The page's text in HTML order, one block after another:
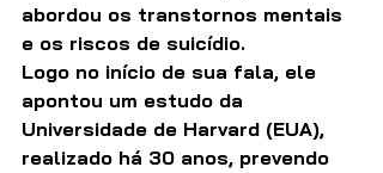
abordou os transtornos mentais
e os riscos de suicídio.
Logo no início de sua fala, ele
apontou um estudo da
Universidade de Harvard (EUA),
realizado há 30 anos, prevendo